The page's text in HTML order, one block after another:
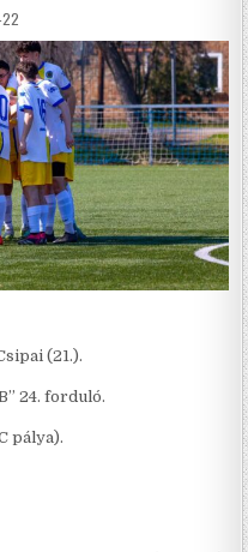
(21.).
24. forduló.
pálya).